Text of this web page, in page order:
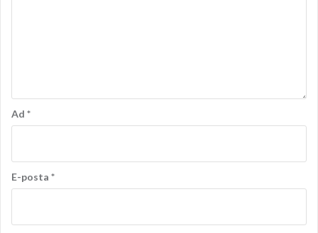
Ad *
E-posta *